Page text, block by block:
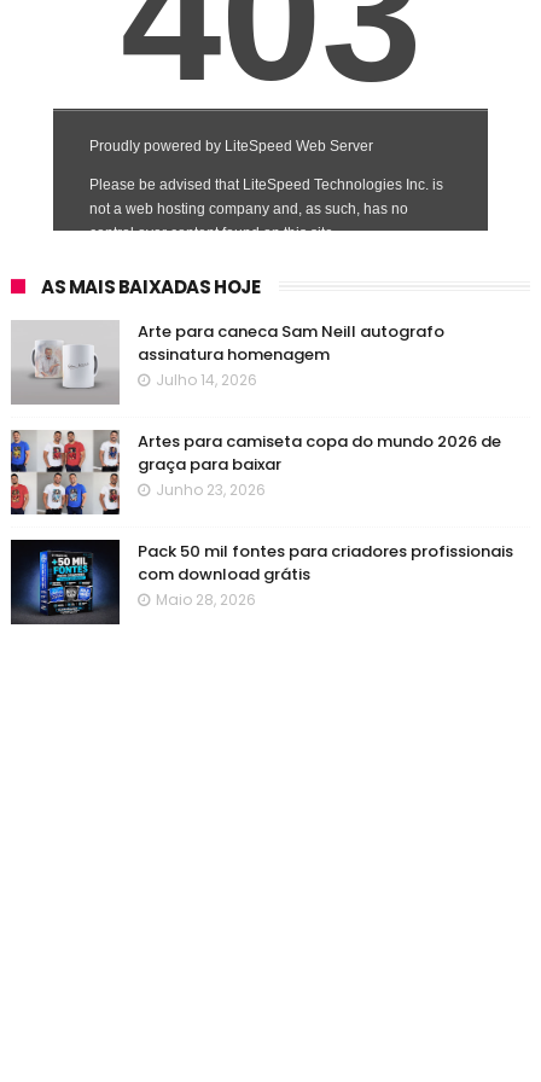
AS MAIS BAIXADAS HOJE
Arte para caneca Sam Neill autografo
assinatura homenagem
Julho 14, 2026
Artes para camiseta copa do mundo 2026 de
graça para baixar
Junho 23, 2026
Pack 50 mil fontes para criadores profissionais
com download grátis
Maio 28, 2026